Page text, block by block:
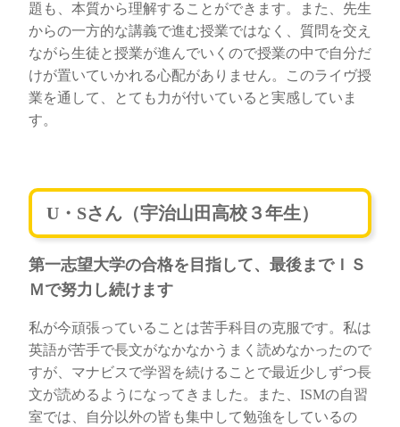
題も、本質から理解することができます。また、先生
からの一方的な講義で進む授業ではなく、質問を交え
ながら生徒と授業が進んでいくので授業の中で自分だ
けが置いていかれる心配がありません。このライヴ授
業を通して、とても力が付いていると実感していま
す。
U・Sさん（宇治山田高校３年生）
第一志望大学の合格を目指して、最後までＩＳ
Ｍで努力し続けます
私が今頑張っていることは苦手科目の克服です。私は
英語が苦手で長文がなかなかうまく読めなかったので
すが、マナビスで学習を続けることで最近少しずつ長
文が読めるようになってきました。また、ISMの自習
室では、自分以外の皆も集中して勉強をしているの